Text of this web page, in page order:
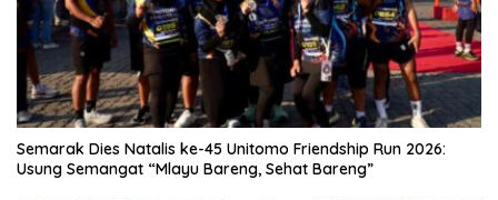
Semarak Dies Natalis ke-45 Unitomo Friendship Run 2026:
Usung Semangat “Mlayu Bareng, Sehat Bareng”